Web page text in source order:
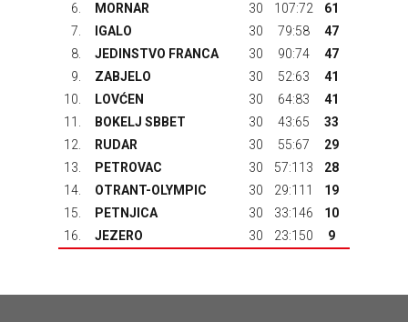
6.
MORNAR 30 107:72
61
7.
IGALO 30 79:58
47
8.
JEDINSTVO FRANCA 30 90:74
47
9.
ZABJELO 30 52:63
41
10.
LOVĆEN 30 64:83
41
11.
BOKELJ SBBET 30 43:65
33
12.
RUDAR 30 55:67
29
13.
PETROVAC 30 57:113
28
14.
OTRANT-OLYMPIC 30 29:111
19
15.
PETNJICA 30 33:146
10
16.
JEZERO 30 23:150 9